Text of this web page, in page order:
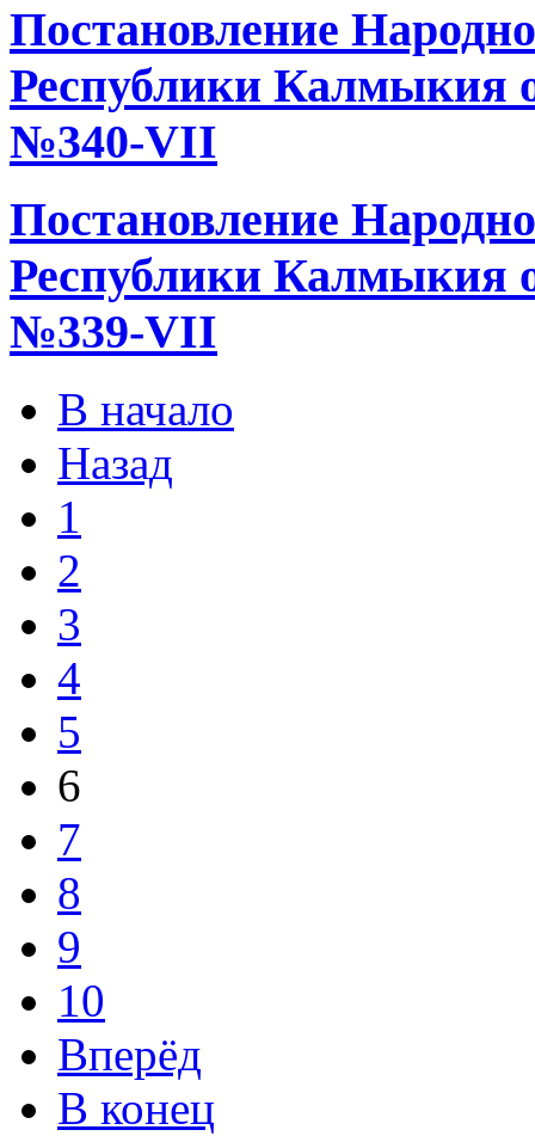
Постановление
Республики Калмыкия
№340-VII
Постановление
Республики Калмыкия
№339-VII
В начало
Назад
1
2
3
4
5
6
7
8
9
10
Вперёд
В конец